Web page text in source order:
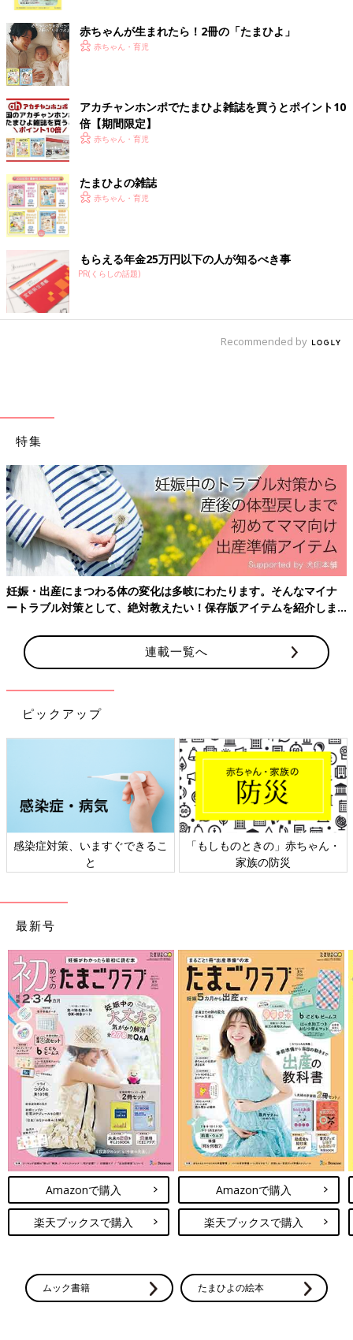
ンズ）で発見したというもの。キーケースとして販売されている
収納できるんだとか♪ 1点あたり550円とは思えない高見えデザ
インで、2色買いしたんだそうです◎
【無印良品】片手でひらける！シンプルで使いやす
いフラットポーチ
出典：Instagramアカウント「kiki_mama_24」
こちらはkiki_mama_24さんが紹介している、無印良品のフラッ
トポーチ。片手でパカっとあけられる仕様で、鍵やイヤホン、リ
ップクリームなどを収納するのにぴったりなんだとか！ループが
ついているため、バッグにつけて持ち運べるそうです♪
3COINS「大人気アイテムが進化」「想
像以上に便利」超優秀！お出かけグッズ
4選
3COINSからお出かけに使える便利グッズが登
場し、SNSで話題沸騰中！コンパクトで持ち運
びに便利なレジャーシートやチェアのほか、両
ので、ぜひチェックしてみてくださいね♪
ZARA・H＆М「秋冬っぽい素材と色味に
キュン」「シューズ・バッグ・アクセ
赤ちゃんが生まれたら！2冊の「たまひよ」
赤ちゃん・育児
アカチャンホンポでたまひよ雑誌を買うとポイント10
倍【期間限定】
赤ちゃん・育児
たまひよの雑誌
赤ちゃん・育児
もらえる年金25万円以下の人が知るべき事
PR(くらしの話題)
Recommended by
特集
妊娠・出産にまつわる体の変化は多岐にわたります。そんなマイナ
ートラブル対策として、絶対教えたい！保存版アイテムを紹介しま
連載一覧へ
ピックアップ
感染症対策、いますぐできるこ
と
「もしものときの」赤ちゃん・
家族の防災
最新号
Amazonで購入
楽天ブックスで購入
Amazonで購入
楽天ブックスで購入
ムック書籍 たまひよの絵本